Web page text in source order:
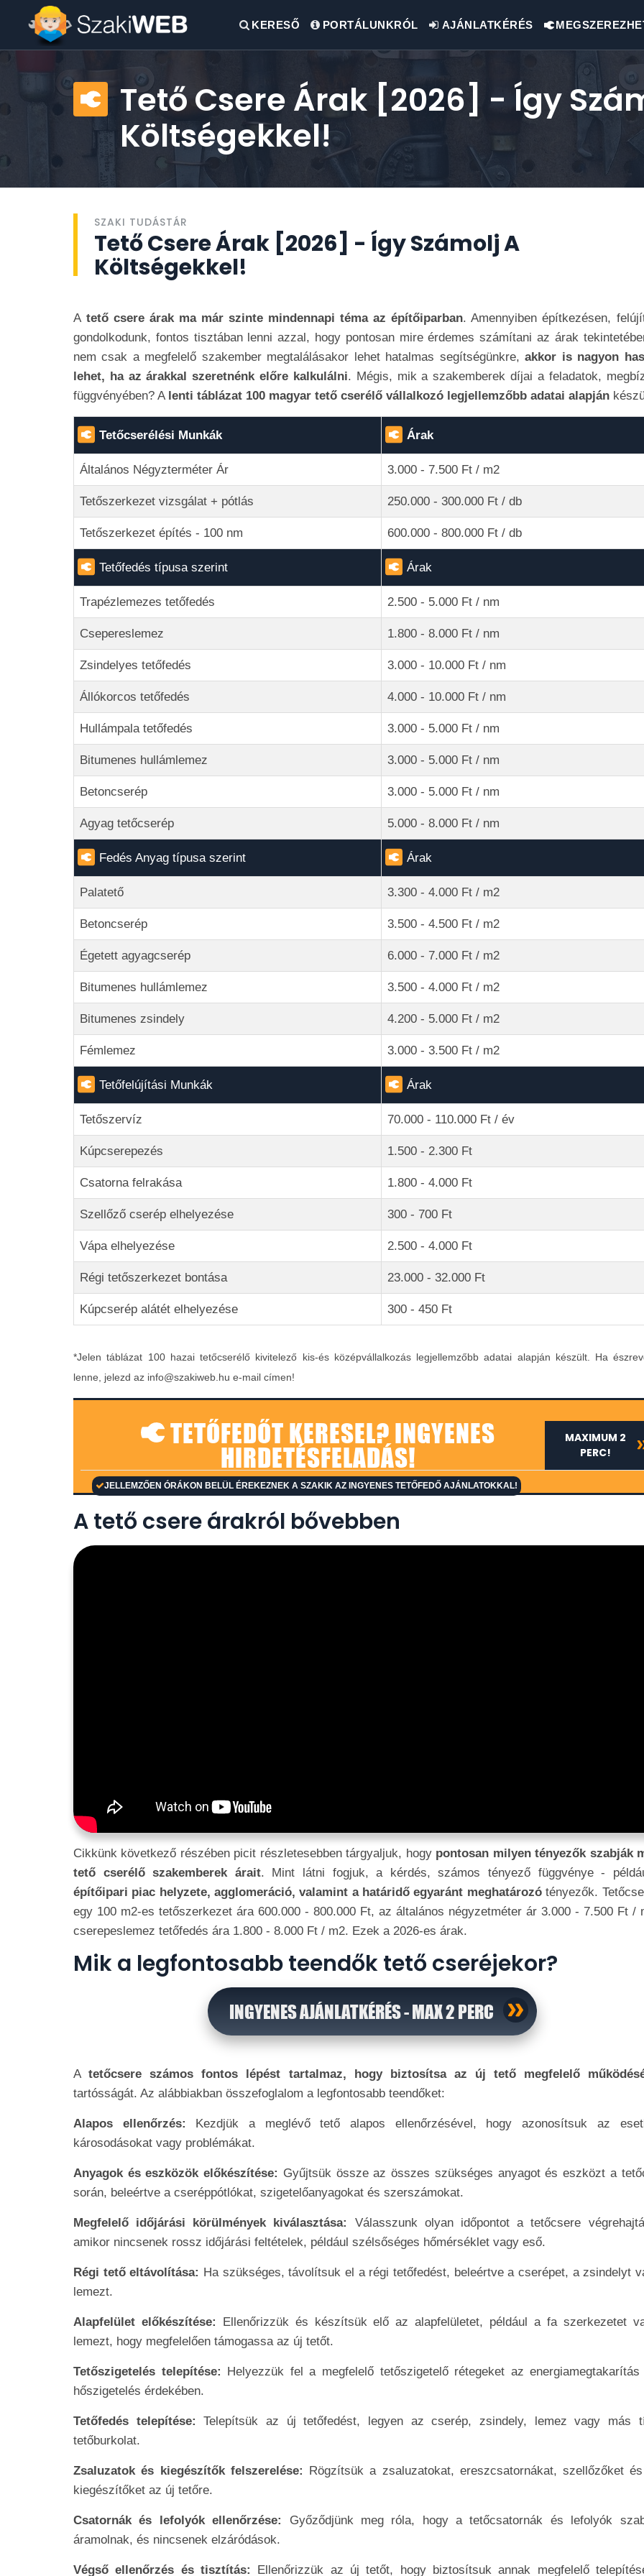
KERESŐ PORTÁLUNKRÓL AJÁNLATKÉRÉS
Tető Csere Árak [2026] - Így
Költségekkel!
SZAKI TUDÁSTÁR
Tető Csere Árak [2026] - Így Számolj A
Költségekkel!
A tető csere árak ma már szinte mindennapi téma az építőiparban. Amennyiben építkezésen,
gondolkodunk, fontos tisztában lenni azzal, hogy pontosan mire érdemes számítani az árak
nem csak a megfelelő szakember megtalálásakor lehet hatalmas segítségünkre, akkor is nagyon
lehet, ha az árakkal szeretnénk előre kalkulálni. Mégis, mik a szakemberek díjai a feladatok,
függvényében? A lenti táblázat 100 magyar tető cserélő vállalkozó legjellemzőbb adatai alapján
Tetőcserélési Munkák Árak
Általános Négyzterméter Ár 3.000 - 7.500 Ft / m2
Tetőszerkezet vizsgálat + pótlás 250.000 - 300.000 Ft / db
Tetőszerkezet építés - 100 nm 600.000 - 800.000 Ft / db
Tetőfedés típusa szerint Árak
Trapézlemezes tetőfedés 2.500 - 5.000 Ft / nm
Csepereslemez 1.800 - 8.000 Ft / nm
Zsindelyes tetőfedés 3.000 - 10.000 Ft / nm
Állókorcos tetőfedés 4.000 - 10.000 Ft / nm
Hullámpala tetőfedés 3.000 - 5.000 Ft / nm
Bitumenes hullámlemez 3.000 - 5.000 Ft / nm
Betoncserép 3.000 - 5.000 Ft / nm
Agyag tetőcserép 5.000 - 8.000 Ft / nm
Fedés Anyag típusa szerint Árak
Palatető 3.300 - 4.000 Ft / m2
Betoncserép 3.500 - 4.500 Ft / m2
Égetett agyagcserép 6.000 - 7.000 Ft / m2
Bitumenes hullámlemez 3.500 - 4.000 Ft / m2
Bitumenes zsindely 4.200 - 5.000 Ft / m2
Fémlemez 3.000 - 3.500 Ft / m2
Tetőfelújítási Munkák Árak
Tetőszervíz 70.000 - 110.000 Ft / év
Kúpcserepezés 1.500 - 2.300 Ft
Csatorna felrakása 1.800 - 4.000 Ft
Szellőző cserép elhelyezése 300 - 700 Ft
Vápa elhelyezése 2.500 - 4.000 Ft
Régi tetőszerkezet bontása 23.000 - 32.000 Ft
Kúpcserép alátét elhelyezése 300 - 450 Ft
*Jelen táblázat 100 hazai tetőcserélő kivitelező kis-és középvállalkozás legjellemzőbb adatai alapján készült. Ha
lenne, jelezd az info@szakiweb.hu e-mail címen!
TETŐFEDŐT KERESEL? INGYENES
HIRDETÉSFELADÁS!
JELLEMZŐEN ÓRÁKON BELÜL ÉREKEZNEK A SZAKIK AZ INGYENES TETŐFEDŐ AJÁNLATOKKAL!
MAXIMUM 2
PERC!
A tető csere árakról bővebben
Cikkünk következő részében picit részletesebben tárgyaljuk, hogypontosan milyen tényezők szabják
tető cserélő szakemberek árait. Mint látni fogjuk, a kérdés, számos tényező függvénye -
építőipari piac helyzete, agglomeráció, valamint a határidő egyaránt meghatározótényezők.
egy 100 m2-es tetőszerkezet ára 600.000 - 800.000 Ft, az általános négyzetméter ár 3.000 - 7.500 Ft /
cserepeslemez tetőfedés ára 1.800 - 8.000 Ft / m2. Ezek a 2026-es árak.
Mik a legfontosabb teendők tető cseréjekor?
INGYENES AJÁNLATKÉRÉS - MAX 2 PERC
Atetőcsere számos fontos lépést tartalmaz, hogy biztosítsa az új tető megfelelő
tartósságát. Az alábbiakban összefoglalom a legfontosabb teendőket:
Alapos ellenőrzés: Kezdjük a meglévő tető alapos ellenőrzésével, hogy azonosítsuk az
károsodásokat vagy problémákat.
Anyagok és eszközök előkészítése: Gyűjtsük össze az összes szükséges anyagot és eszközt a
során, beleértve a cseréppótlókat, szigetelőanyagokat és szerszámokat.
Megfelelő időjárási körülmények kiválasztása: Válasszunk olyan időpontot a tetőcsere
amikor nincsenek rossz időjárási feltételek, például szélsőséges hőmérséklet vagy eső.
Régi tető eltávolítása: Ha szükséges, távolítsuk el a régi tetőfedést, beleértve a cserépet, a zsindelyt
lemezt.
Alapfelület előkészítése: Ellenőrizzük és készítsük elő az alapfelületet, például a fa szerkezetet
lemezt, hogy megfelelően támogassa az új tetőt.
Tetőszigetelés telepítése: Helyezzük fel a megfelelő tetőszigetelő rétegeket az
hőszigetelés érdekében.
Tetőfedés telepítése: Telepítsük az új tetőfedést, legyen az cserép, zsindely, lemez vagy más
tetőburkolat.
Zsaluzatok és kiegészítők felszerelése: Rögzítsük a zsaluzatokat, ereszcsatornákat, szellőzőket
kiegészítőket az új tetőre.
Csatornák és lefolyók ellenőrzése:
Győződjünk meg róla, hogy a tetőcsatornák és lefolyók
áramolnak, és nincsenek elzáródások.
Végső ellenőrzés és tisztítás: Ellenőrizzük az új tetőt, hogy biztosítsuk annak megfelelő